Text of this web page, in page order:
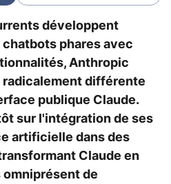
développent
phares avec
Anthropic
radicalement différente
publique Claude.
sur l'intégration de ses
artificielle dans des
Claude en
de